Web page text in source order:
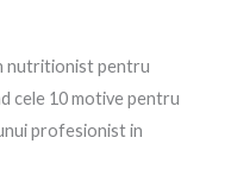
nutritionist pentru
cele 10 motive pentru
profesionist in